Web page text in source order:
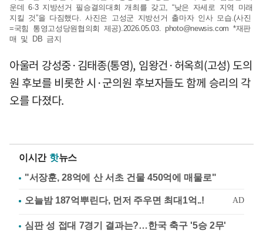
운데 6·3 지방선거 필승결의대회 개최를 갖고, “낮은 자세로 지역 미래
지킬 것”을 다짐했다. 사진은 고성군 지방선거 출마자 인사 모습.(사진
=국힘 통영고성당원협의회 제공).2026.05.03. photo@newsis.com *재판
매 및 DB 금지
아울러 강성중·김태종(통영), 임왕건·허옥희(고성) 도의
원 후보를 비롯한 시·군의원 후보자들도 함께 승리의 각
오를 다졌다.
이시간 핫뉴스
"서장훈, 28억에 산 서초 건물 450억에 매물로"
심판 성 접대 7경기 결과는?…한국 축구 '5승 2무'